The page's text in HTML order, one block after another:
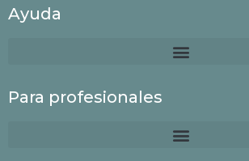
Ayuda
Para profesionales